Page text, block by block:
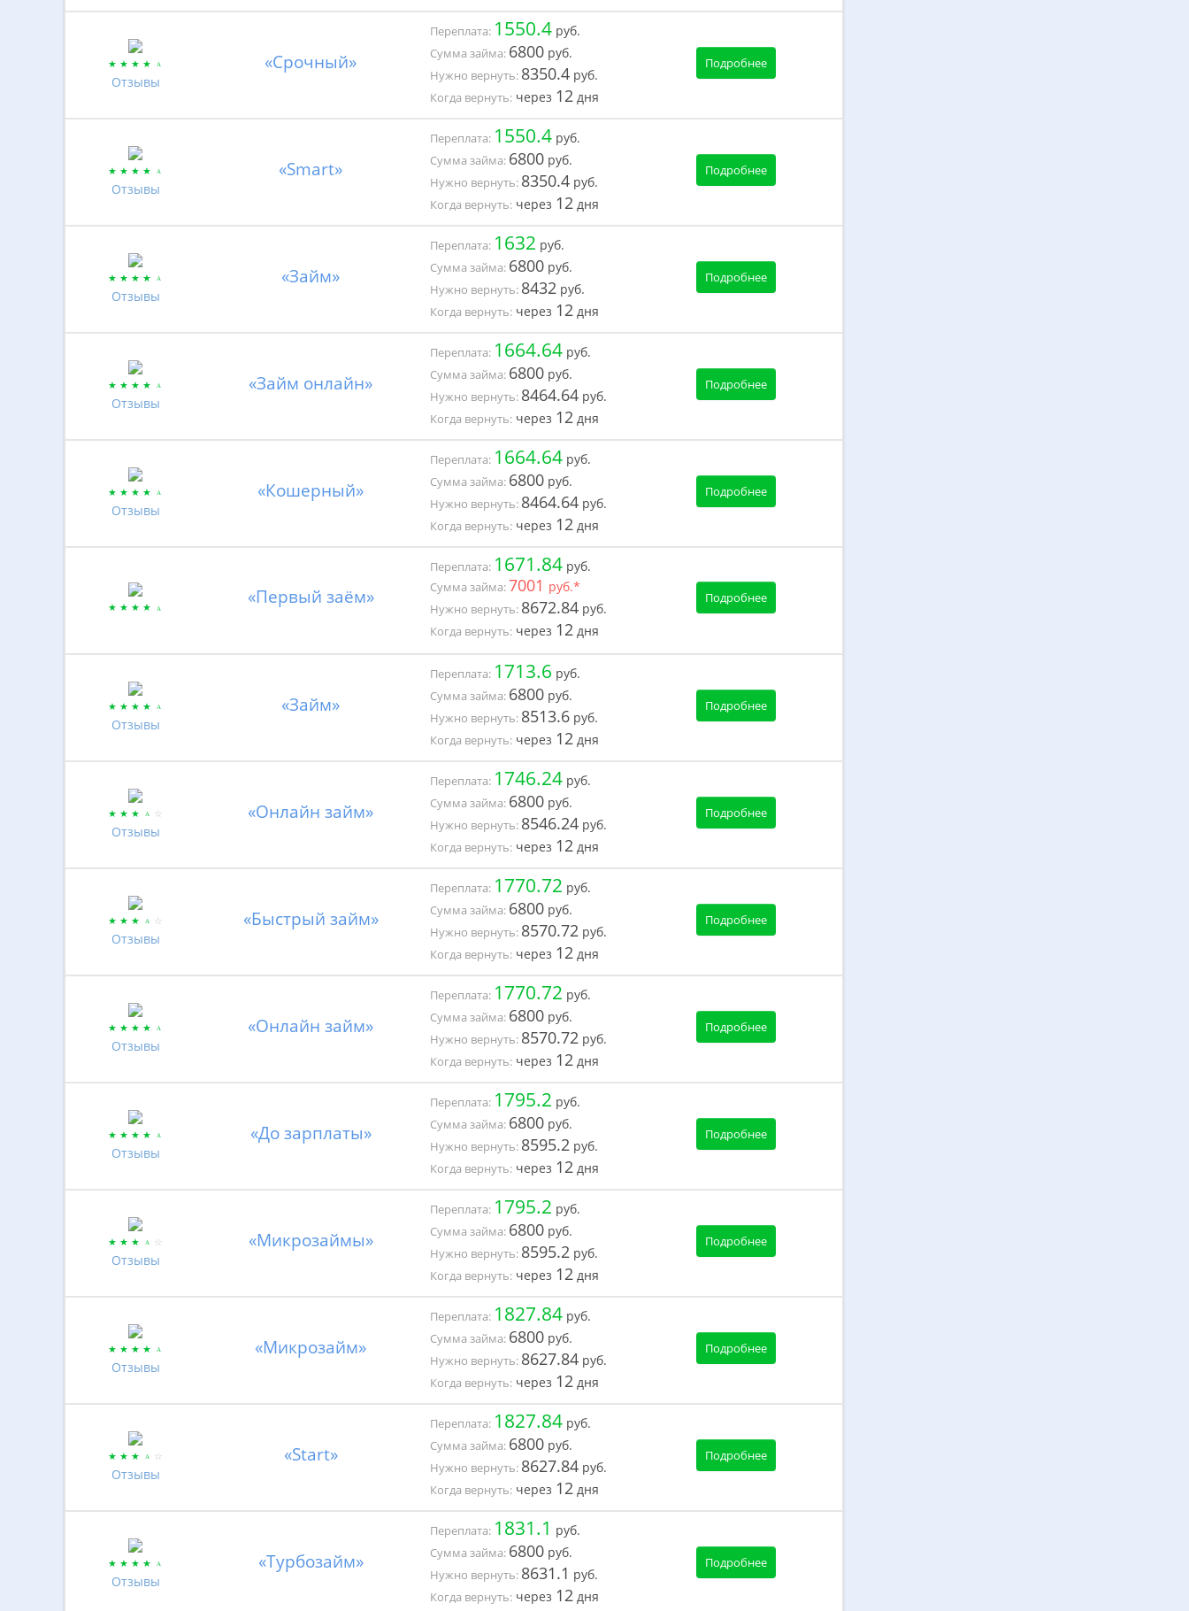
Отзывы
«Срочный»
Переплата: 1550.4 руб.
Сумма займа: 6800 руб.
Нужно вернуть: 8350.4 руб.
Когда вернуть: через 12 дня
Подробнее
Отзывы
«Smart»
Переплата: 1550.4 руб.
Сумма займа: 6800 руб.
Нужно вернуть: 8350.4 руб.
Когда вернуть: через 12 дня
Подробнее
Отзывы
«Займ»
Переплата: 1632 руб.
Сумма займа: 6800 руб.
Нужно вернуть: 8432 руб.
Когда вернуть: через 12 дня
Подробнее
Отзывы
«Займ онлайн»
Переплата: 1664.64 руб.
Сумма займа: 6800 руб.
Нужно вернуть: 8464.64 руб.
Когда вернуть: через 12 дня
Подробнее
Отзывы
«Кошерный»
Переплата: 1664.64 руб.
Сумма займа: 6800 руб.
Нужно вернуть: 8464.64 руб.
Когда вернуть: через 12 дня
Подробнее
«Первый заём»
Переплата: 1671.84 руб.
Сумма займа:7001 руб.*
Нужно вернуть: 8672.84 руб.
Когда вернуть: через 12 дня
Подробнее
Отзывы
«Займ»
Переплата: 1713.6 руб.
Сумма займа: 6800 руб.
Нужно вернуть: 8513.6 руб.
Когда вернуть: через 12 дня
Подробнее
Отзывы
«Онлайн займ»
Переплата: 1746.24 руб.
Сумма займа: 6800 руб.
Нужно вернуть: 8546.24 руб.
Когда вернуть: через 12 дня
Подробнее
Отзывы
«Быстрый займ»
Переплата: 1770.72 руб.
Сумма займа: 6800 руб.
Нужно вернуть: 8570.72 руб.
Когда вернуть: через 12 дня
Подробнее
Отзывы
«Онлайн займ»
Переплата: 1770.72 руб.
Сумма займа: 6800 руб.
Нужно вернуть: 8570.72 руб.
Когда вернуть: через 12 дня
Подробнее
Отзывы
«До зарплаты»
Переплата: 1795.2 руб.
Сумма займа: 6800 руб.
Нужно вернуть: 8595.2 руб.
Когда вернуть: через 12 дня
Подробнее
Отзывы
«Микрозаймы»
Переплата: 1795.2 руб.
Сумма займа: 6800 руб.
Нужно вернуть: 8595.2 руб.
Когда вернуть: через 12 дня
Подробнее
Отзывы
«Микрозайм»
Переплата: 1827.84 руб.
Сумма займа: 6800 руб.
Нужно вернуть: 8627.84 руб.
Когда вернуть: через 12 дня
Подробнее
Отзывы
«Start»
Переплата: 1827.84 руб.
Сумма займа: 6800 руб.
Нужно вернуть: 8627.84 руб.
Когда вернуть: через 12 дня
Подробнее
Отзывы
«Турбозайм»
Переплата: 1831.1 руб.
Сумма займа: 6800 руб.
Нужно вернуть: 8631.1 руб.
Когда вернуть: через 12 дня
Подробнее